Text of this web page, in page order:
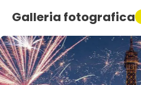
Galleria fotografica